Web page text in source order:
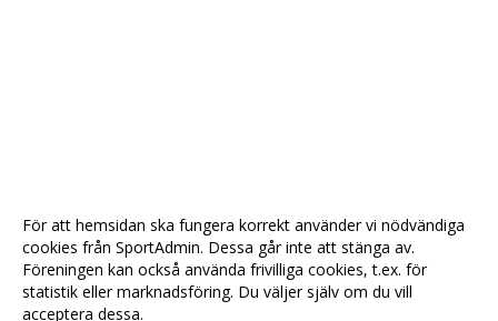
För att hemsidan ska fungera korrekt använder vi nödvändiga
cookies från SportAdmin. Dessa går inte att stänga av.
Föreningen kan också använda frivilliga cookies, t.ex. för
statistik eller marknadsföring. Du väljer själv om du vill
acceptera dessa.